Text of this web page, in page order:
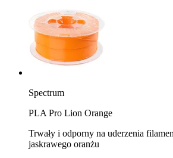
Spectrum
PLA Pro Lion Orange
Trwały i odporny na uderzenia
jaskrawego oranżu